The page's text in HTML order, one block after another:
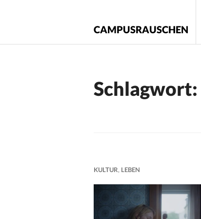
CAMPUSRAUSCHEN
Schlagwort:
KULTUR, LEBEN